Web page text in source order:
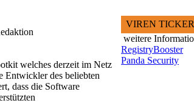
welches derzeit im Netz
Entwickler des beliebten
dass die Software
VIREN TICKER
weitere
RegistryBooster
Panda Security